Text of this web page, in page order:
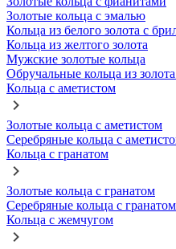
Золотые кольца с эмалью
Кольца из белого золота с
Кольца из желтого золота
Мужские золотые кольца
Обручальные кольца из
Кольца с аметистом
Золотые кольца с аметистом
Серебряные кольца с
Кольца с гранатом
Золотые кольца с гранатом
Серебряные кольца с гранатом
Кольца с жемчугом